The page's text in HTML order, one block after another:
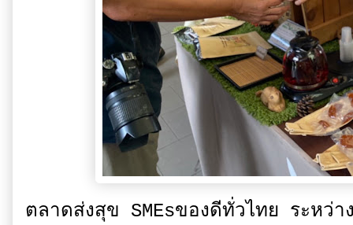
ตลาดส่งสุข SMEsของดีทั่วไทย ระห